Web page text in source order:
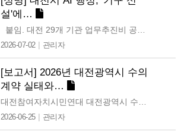
설'에…
2026-07-02| 관리자
[보고서] 2026년 대전광역시 수의
계약 실태와…
2026-06-25| 관리자